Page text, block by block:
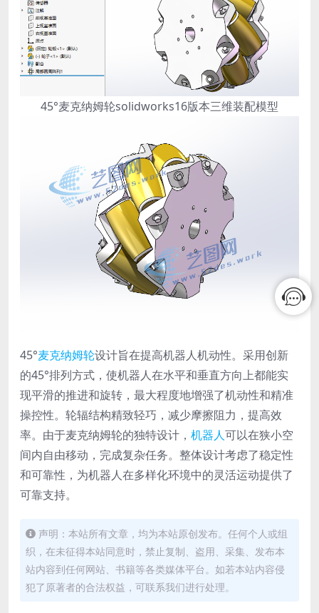
45°麦克纳姆轮solidworks16版本三维装配模型
45°麦克纳姆轮设计旨在提高机器人机动性。采用创新
的45°排列方式，使机器人在水平和垂直方向上都能实
现平滑的推进和旋转，最大程度地增强了机动性和精准
操控性。轮辐结构精致轻巧，减少摩擦阻力，提高效
率。由于麦克纳姆轮的独特设计， 机器人可以在狭小空
间内自由移动，完成复杂任务。整体设计考虑了稳定性
和可靠性，为机器人在多样化环境中的灵活运动提供了
可靠支持。
声明：本站所有文章，均为本站原创发布。任何个人或组
织，在未征得本站同意时，禁止复制、盗用、采集、发布本
站内容到任何网站、书籍等各类媒体平台。如若本站内容侵
犯了原著者的合法权益，可联系我们进行处理。